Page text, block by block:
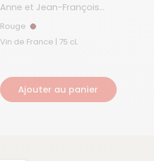
Anne et Jean-François
Rouge Rouge
Vin de France | 75 cL
Ajouter au panier